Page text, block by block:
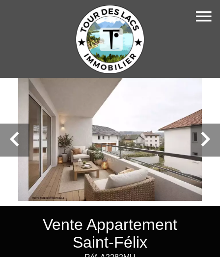
Vente Appartement
Saint-Félix